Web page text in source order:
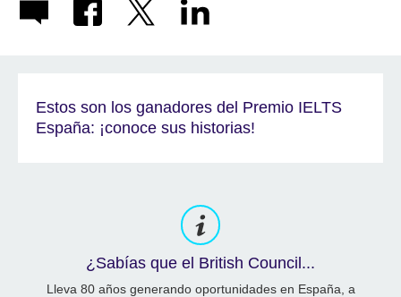
Estos son los ganadores del Premio IELTS
España: ¡conoce sus historias!
¿Sabías que el British Council...
Lleva 80 años generando oportunidades en España, a